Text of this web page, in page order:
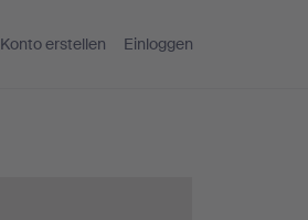
Konto erstellen Einloggen